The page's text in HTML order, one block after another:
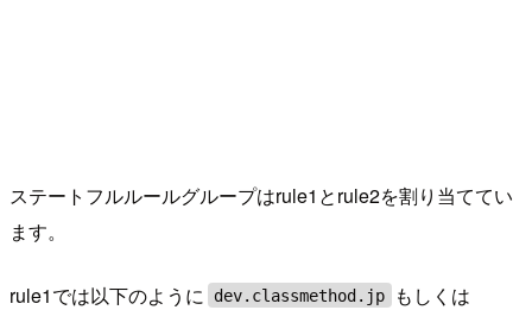
ステートフルルールグループはrule1とrule2を割り当ててい
ます。
rule1では以下のように dev.classmethod.jp もしくは